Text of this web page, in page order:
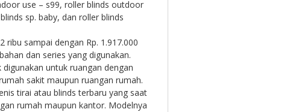
use – s99, roller blinds outdoor
sp. baby, dan roller blinds
ribu sampai dengan Rp. 1.917.000
dan series yang digunakan.
untuk ruangan dengan
sakit maupun ruangan rumah.
tirai atau blinds terbaru yang saat
rumah maupun kantor. Modelnya